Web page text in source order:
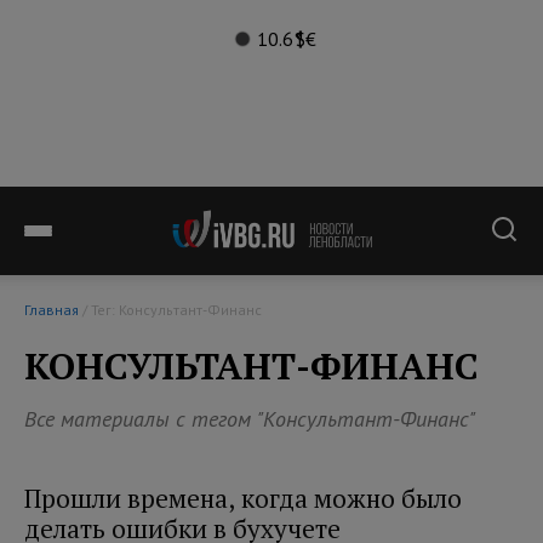
10.6°$€
Главная / Тег: Консультант-Финанс
КОНСУЛЬТАНТ-ФИНАНС
Все материалы с тегом "Консультант-Финанс"
Прошли времена, когда можно было
делать ошибки в бухучете